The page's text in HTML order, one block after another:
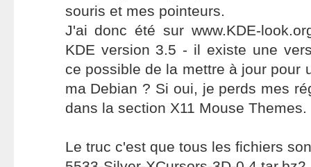
souris et mes pointeurs.
J'ai donc été sur www.KDE-
KDE version 3.5 - il existe une
ce possible de la mettre à jour pour
ma Debian ? Si oui, je perds mes
dans la section X11 Mouse Themes.
Le truc c'est que tous les fichiers